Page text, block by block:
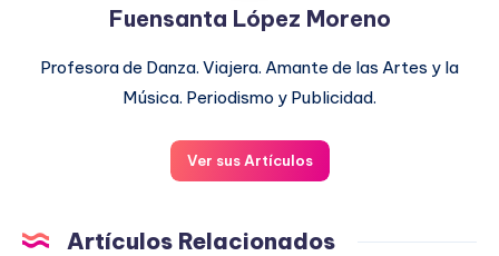
Fuensanta López Moreno
Profesora de Danza. Viajera. Amante de las Artes y la
Música. Periodismo y Publicidad.
Ver sus Artículos
Artículos Relacionados